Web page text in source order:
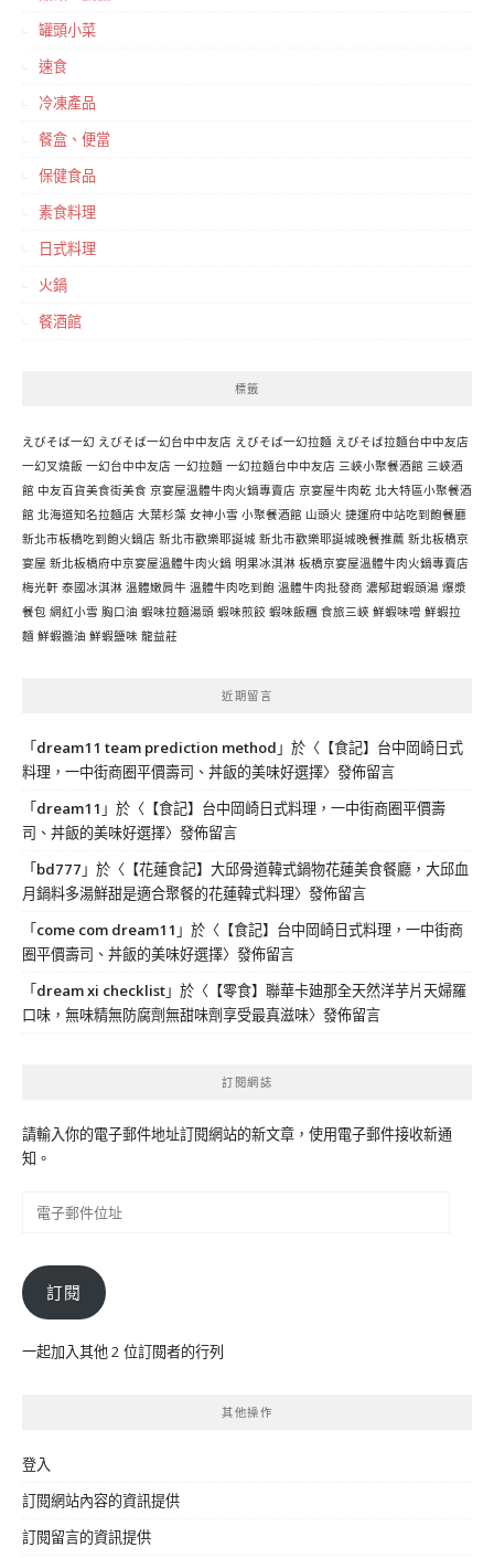
罐頭小菜
速食
冷凍產品
餐盒、便當
保健食品
素食料理
日式料理
火鍋
餐酒館
標籤
えびそば一幻 えびそば一幻台中中友店 えびそば一幻拉麵 えびそば拉麵台中中友店
一幻叉燒飯 一幻台中中友店 一幻拉麵 一幻拉麵台中中友店 三峽小聚餐酒館 三峽酒
館 中友百貨美食街美食 京宴屋溫體牛肉火鍋專賣店 京宴屋牛肉乾 北大特區小聚餐酒
館 北海道知名拉麵店 大葉杉藻 女神小雪 小聚餐酒館 山頭火 捷運府中站吃到飽餐廳
新北市板橋吃到飽火鍋店 新北市歡樂耶誕城 新北市歡樂耶誕城晚餐推薦 新北板橋京
宴屋 新北板橋府中京宴屋溫體牛肉火鍋 明果冰淇淋 板橋京宴屋溫體牛肉火鍋專賣店
梅光軒 泰國冰淇淋 溫體嫩肩牛 溫體牛肉吃到飽 溫體牛肉批發商 濃郁甜蝦頭湯 爆漿
餐包 網紅小雪 胸口油 蝦味拉麵湯頭 蝦味煎餃 蝦味飯糰 食旅三峽 鮮蝦味噌 鮮蝦拉
麵 鮮蝦醬油 鮮蝦鹽味 龍益莊
近期留言
「dream11 team prediction method 」於〈 【食記】台中岡崎日式
料理，一中街商圈平價壽司、丼飯的美味好選擇〉發佈留言
「dream11 」於〈 【食記】台中岡崎日式料理，一中街商圈平價壽
司、丼飯的美味好選擇〉發佈留言
「bd777 」於〈 【花蓮食記】大邱骨道韓式鍋物花蓮美食餐廳，大邱血
月鍋料多湯鮮甜是適合聚餐的花蓮韓式料理〉發佈留言
「come com dream11 」於〈 【食記】台中岡崎日式料理，一中街商
圈平價壽司、丼飯的美味好選擇〉發佈留言
「dream xi checklist」於〈 【零食】聯華卡廸那全天然洋芋片天婦羅
口味，無味精無防腐劑無甜味劑享受最真滋味〉發佈留言
訂閱網誌
請輸入你的電子郵件地址訂閱網站的新文章，使用電子郵件接收新通
知。
件
位
訂閱
一起加入其他 2 位訂閱者的行列
其他操作
登入
訂閱網站內容的資訊提供
訂閱留言的資訊提供